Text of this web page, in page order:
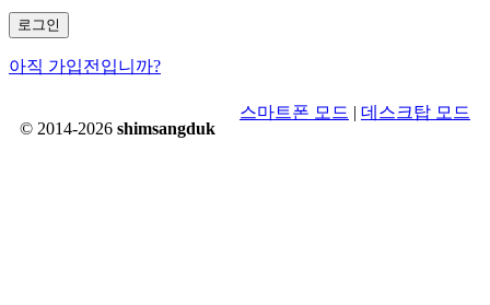
로그인
아직 가입전입니까?
© 2014-2026 shimsangduk
스마트폰 모드 | 데스크탑 모드